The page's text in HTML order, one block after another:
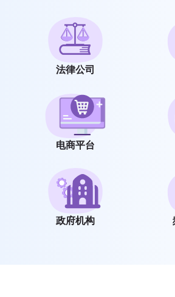
法律公司
电商平台
政府机构